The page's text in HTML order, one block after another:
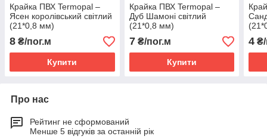
Крайка ПВХ Termopal ‒
Ясен королівський світлий
(21*0,8 мм)
8 ₴/пог.м
Купити
Крайка ПВХ Termopal ‒
Дуб Шамоні світлий
(21*0,8 мм)
7₴/пог.м
Купити
4 ₴/
Про нас
Рейтинг не сформований
Менше 5 відгуків за останній рік